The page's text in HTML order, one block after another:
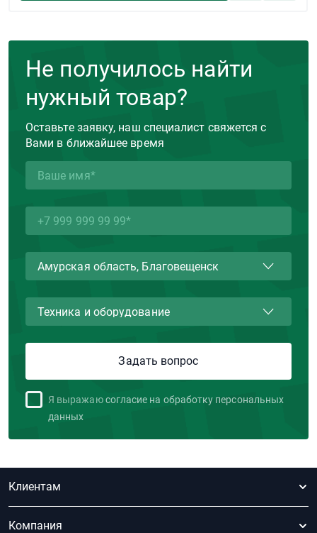
Не получилось найти
нужный товар?
Оставьте заявку, наш специалист свяжется с
Вами в ближайшее время
Я выражаю согласие на обработку персональных
данных
Клиентам
Компания